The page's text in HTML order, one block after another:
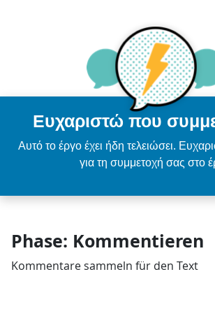
Ευχαριστώ που
Αυτό το έργο έχει ήδη τελειώσει.
για τη συμμετοχή σας στο
Phase: Kommentieren
Kommentare sammeln für den Text